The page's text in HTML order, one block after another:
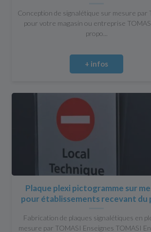
Conception de signalétique sur mesure par
pour votre magasin ou entreprise
propo...
+ infos
Plaque plexi pictogramme sur
pour établissements recevant du
Fabrication de plaques signalétiques en
mesure par TOMASI Enseignes TOMASI